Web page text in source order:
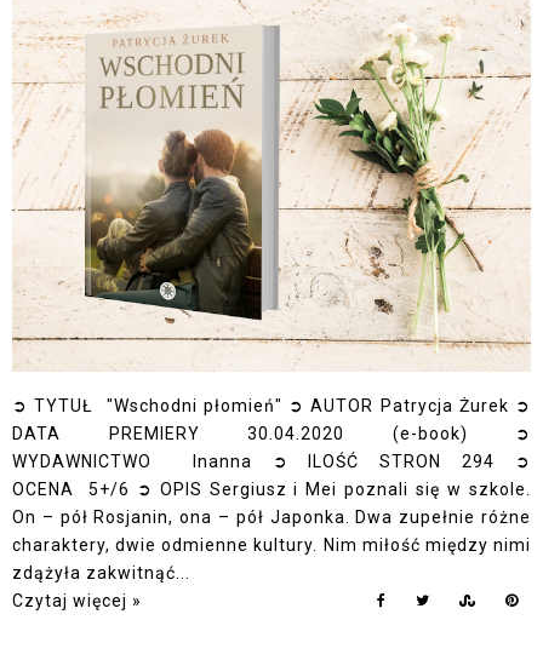
➲ TYTUŁ "Wschodni płomień" ➲ AUTOR Patrycja Żurek ➲
DATA PREMIERY 30.04.2020 (e-book) ➲
WYDAWNICTWO Inanna ➲ ILOŚĆ STRON 294 ➲
OCENA 5+/6 ➲ OPIS Sergiusz i Mei poznali się w szkole.
On – pół Rosjanin, ona – pół Japonka. Dwa zupełnie różne
charaktery, dwie odmienne kultury. Nim miłość między nimi
zdążyła zakwitnąć...
Czytaj więcej »